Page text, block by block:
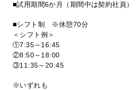
■試用期間6か月（期間中は契約社員）
■シフト制 ※休憩70分
＜シフト例＞
①7:35～16:45
②8:50～18:00
③11:35～20:45
※いずれも